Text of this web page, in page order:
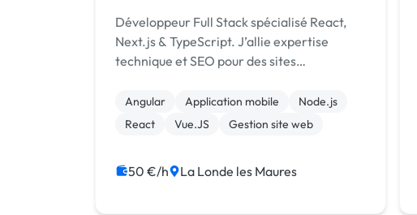
Développeur Full Stack spécialisé React,
Next.js & TypeScript. J’allie expertise
technique et SEO pour des sites
Angular Application mobile
Node.js
React
Vue.JS Gestion site web
50 €/h La Londe les Maures